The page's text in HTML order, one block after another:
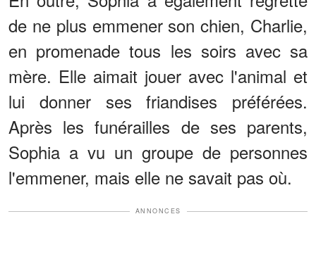
de ne plus emmener son chien, Charlie,
en promenade tous les soirs avec sa
mère. Elle aimait jouer avec l'animal et
lui donner ses friandises préférées.
Après les funérailles de ses parents,
Sophia a vu un groupe de personnes
l'emmener, mais elle ne savait pas où.
ANNONCES